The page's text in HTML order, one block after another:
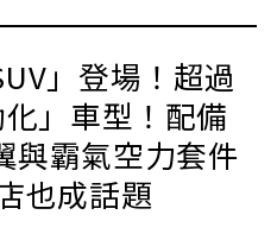
」登場！超過
」車型！配備
與霸氣空力套件
也成話題